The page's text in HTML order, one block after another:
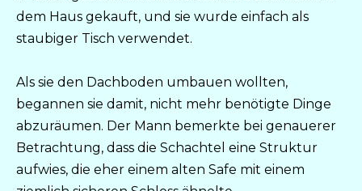
dem Haus gekauft, und sie wurde einfach als
staubiger Tisch verwendet.
Als sie den Dachboden umbauen wollten,
begannen sie damit, nicht mehr benötigte Dinge
abzuräumen. Der Mann bemerkte bei genauerer
Betrachtung, dass die Schachtel eine Struktur
aufwies, die eher einem alten Safe mit einem